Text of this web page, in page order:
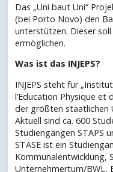
Das „Uni baut Uni“
(bei Porto Novo) den
unterstützen. Dieser
ermöglichen.
Was ist das INJEPS?
INJEPS steht für
l’Education Physique et
der größten staatlichen
Aktuell sind ca. 600
Studiengängen STAPS
STASE ist ein
Kommunalentwicklung,
Unternehmertum/BWL,